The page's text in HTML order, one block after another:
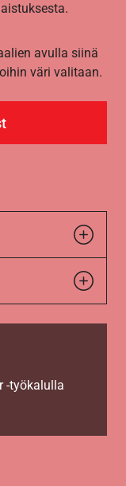
avulla siinä
väri valitaan.
-työkalulla